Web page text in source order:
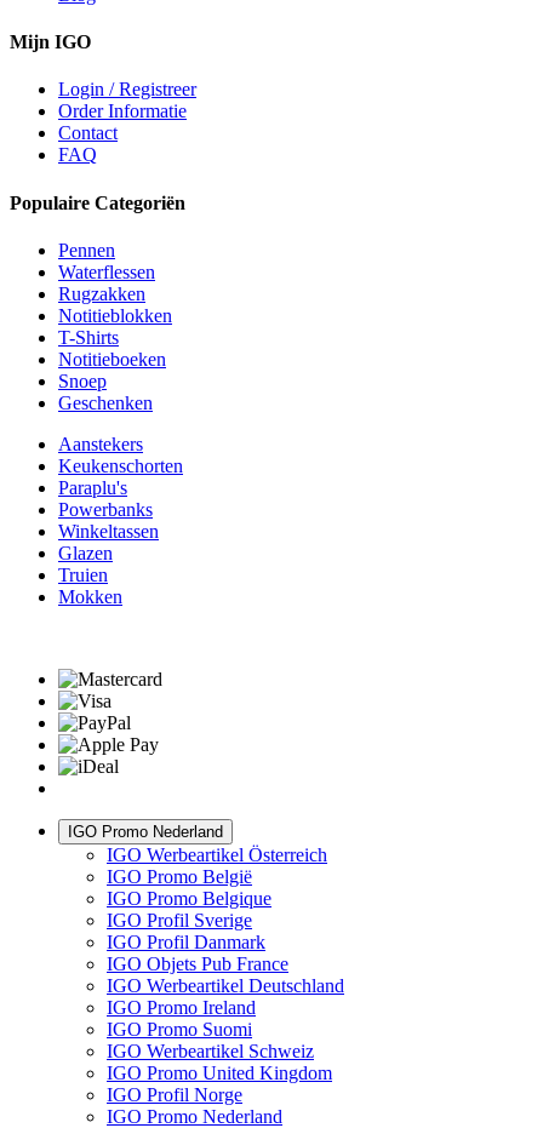
Mijn IGO
Login / Registreer
Order Informatie
Contact
FAQ
Populaire Categoriën
Pennen
Waterflessen
Rugzakken
Notitieblokken
T-Shirts
Notitieboeken
Snoep
Geschenken
Aanstekers
Keukenschorten
Paraplu's
Powerbanks
Winkeltassen
Glazen
Truien
Mokken
IGO Promo Nederland
IGO Werbeartikel Österreich
IGO Promo België
IGO Promo Belgique
IGO Profil Sverige
IGO Profil Danmark
IGO Objets Pub France
IGO Werbeartikel Deutschland
IGO Promo Ireland
IGO Promo Suomi
IGO Werbeartikel Schweiz
IGO Promo United Kingdom
IGO Profil Norge
IGO Promo Nederland